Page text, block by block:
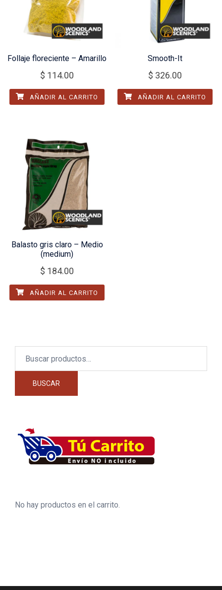
Follaje floreciente – Amarillo
$ 114.00
AÑADIR AL CARRITO
Smooth-It
$ 326.00
AÑADIR AL CARRITO
Balasto gris claro – Medio
(medium)
$ 184.00
AÑADIR AL CARRITO
BUSCAR
No hay productos en el carrito.